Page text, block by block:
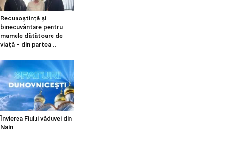
Recunoștință și
binecuvântare pentru
mamele dătătoare de
viață – din partea...
Învierea Fiului văduvei din
Nain